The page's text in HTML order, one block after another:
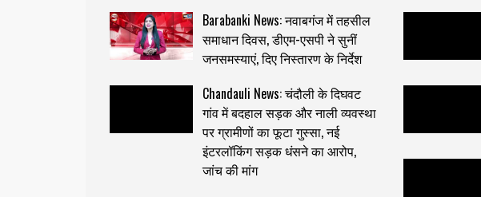
Barabanki News: नवाबगंज में तहसील
समाधान दिवस, डीएम-एसपी ने सुनीं
जनसमस्याएं, दिए निस्तारण के निर्देश
Chandauli News: चंदौली के दिघवट
गांव में बदहाल सड़क और नाली व्यवस्था
पर ग्रामीणों का फूटा गुस्सा, नई
इंटरलॉकिंग सड़क धंसने का आरोप,
जांच की मांग